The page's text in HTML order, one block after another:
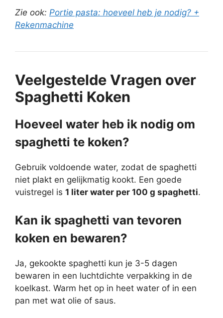
Zie ook: Portie pasta: hoeveel heb je nodig? +
Rekenmachine
Veelgestelde Vragen over
Spaghetti Koken
Hoeveel water heb ik nodig om
spaghetti te koken?
Gebruik voldoende water, zodat de spaghetti
niet plakt en gelijkmatig kookt. Een goede
vuistregel is 1 liter water per 100 g spaghetti.
Kan ik spaghetti van tevoren
koken en bewaren?
Ja, gekookte spaghetti kun je 3-5 dagen
bewaren in een luchtdichte verpakking in de
koelkast. Warm het op in heet water of in een
pan met wat olie of saus.